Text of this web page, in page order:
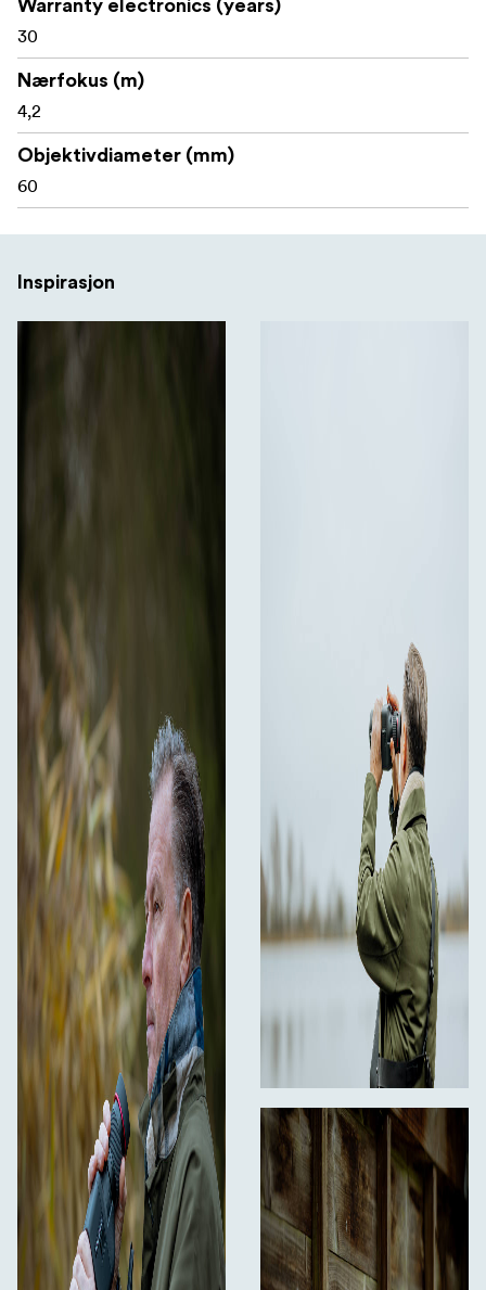
Lettvektsdesign**: Kun 1100 gram for enkel
bærbarhet.
Værbestandig konstruksjon**: Bygget for å tåle vær
og vind.
Løft utendørsopplevelsene dine med KITE OPTICS APC
60 ED - det ultimate verktøyet for deg som krever
Warranty electronics (years)
30
Nærfokus (m)
4,2
Objektivdiameter (mm)
60
Inspirasjon